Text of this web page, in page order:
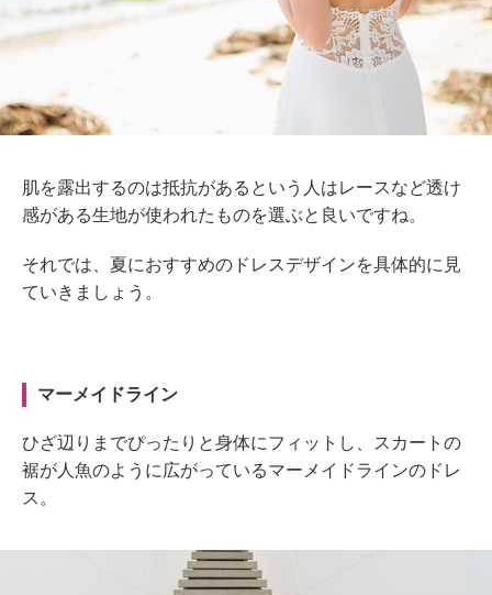
肌を露出するのは抵抗があるという人はレースなど透け
感がある生地が使われたものを選ぶと良いですね。
それでは、夏におすすめのドレスデザインを具体的に見
ていきましょう。
マーメイドライン
ひざ辺りまでぴったりと身体にフィットし、スカートの
裾が人魚のように広がっているマーメイドラインのドレ
ス。